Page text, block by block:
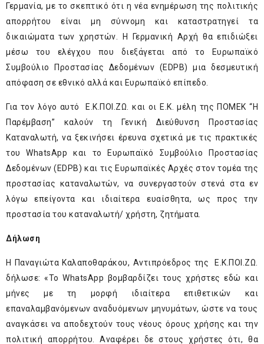
Γερμανία, με το σκεπτικό ότι η νέα ενημέρωση της πολιτικής
απορρήτου είναι μη σύννομη και καταστρατηγεί τα
δικαιώματα των χρηστών. Η Γερμανική Αρχή θα επιδιώξει
μέσω του ελέγχου που διεξάγεται από το Ευρωπαϊκό
Συμβούλιο Προστασίας Δεδομένων (EDPB) μια δεσμευτική
απόφαση σε εθνικό αλλά και Ευρωπαϊκό επίπεδο.
Για τον λόγο αυτό Ε.Κ.ΠΟΙ.ΖΩ. και οι Ε.Κ. μέλη της ΠΟΜΕΚ “Η
Παρέμβαση” καλούν τη Γενική Διεύθυνση Προστασίας
Καταναλωτή, να ξεκινήσει έρευνα σχετικά με τις πρακτικές
του WhatsApp και το Ευρωπαϊκό Συμβούλιο Προστασίας
Δεδομένων (EDPB) και τις Ευρωπαϊκές Αρχές στον τομέα της
προστασίας καταναλωτών, να συνεργαστούν στενά στα εν
λόγω επείγοντα και ιδιαίτερα ευαίσθητα, ως προς την
προστασία του καταναλωτή/ χρήστη, ζητήματα.
Δήλωση
Η Παναγιώτα Καλαποθαράκου, Αντιπρόεδρος της Ε.Κ.ΠΟΙ.ΖΩ.
δήλωσε: «Το WhatsApp βομβαρδίζει τους χρήστες εδώ και
μήνες με τη μορφή ιδιαίτερα επιθετικών και
επαναλαμβανόμενων αναδυόμενων μηνυμάτων, ώστε να τους
αναγκάσει να αποδεχτούν τους νέους όρους χρήσης και την
πολιτική απορρήτου. Αναφέρει δε στους χρήστες ότι, θα